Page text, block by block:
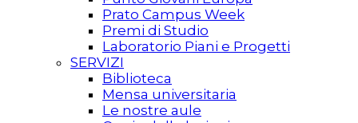
Prato Campus Week
Premi di Studio
Laboratorio Piani e Progetti
SERVIZI
Biblioteca
Mensa universitaria
Le nostre aule